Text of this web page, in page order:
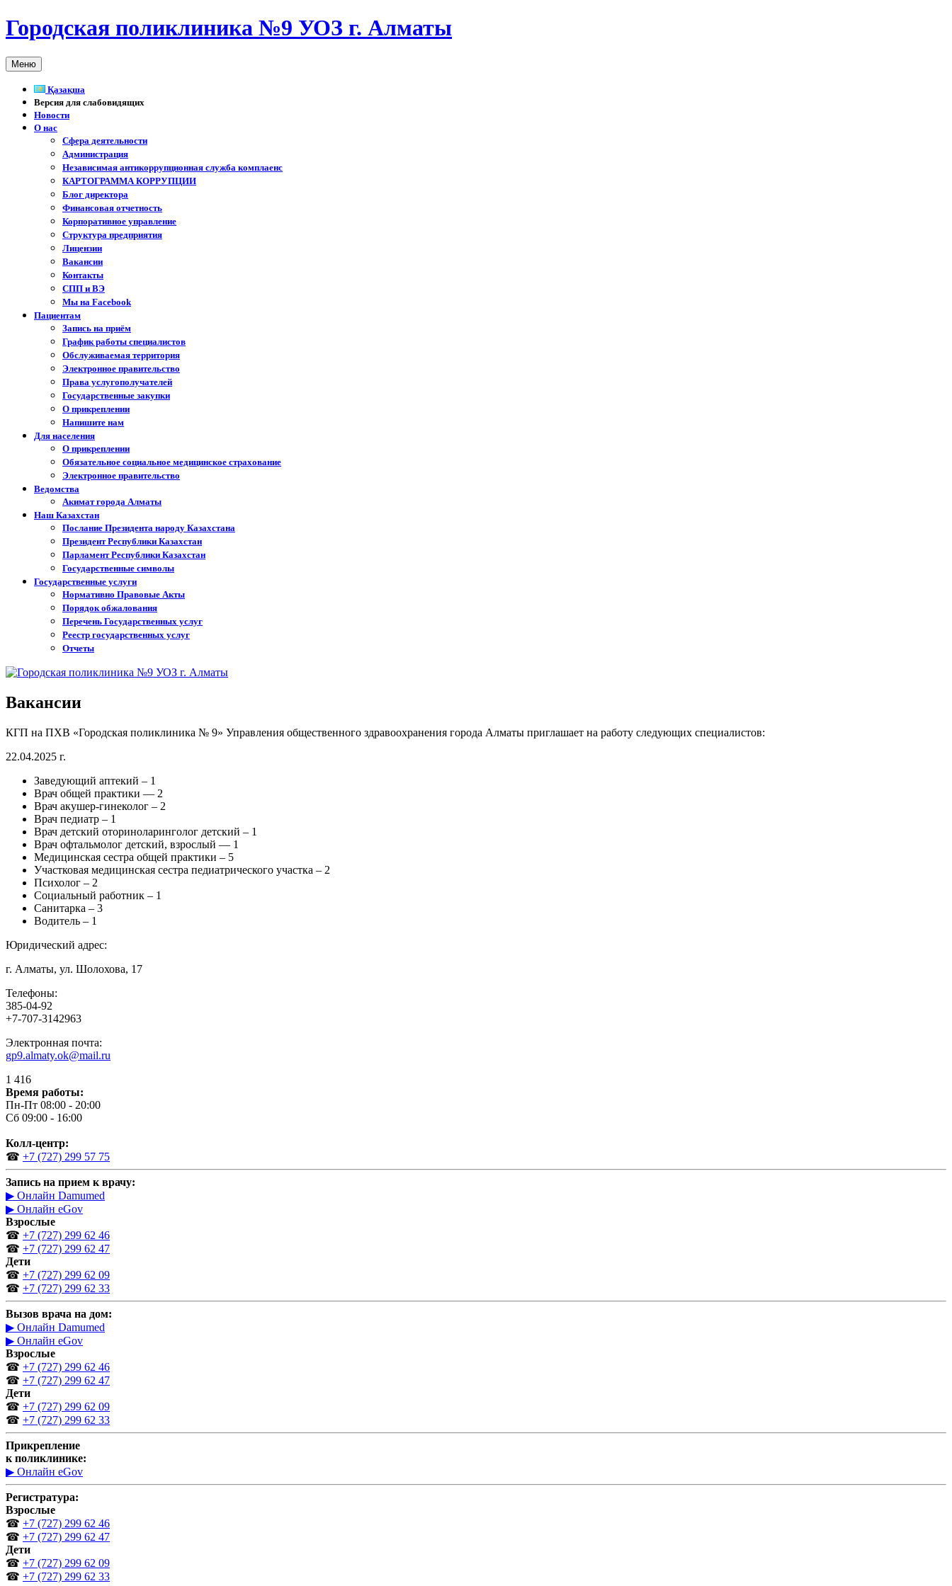
Перейти
к
Городская поликлиника №9 УОЗ г. Алматы
Меню
Қазақша
Версия для слабовидящих
Новости
О нас
Сфера деятельности
Администрация
Независимая антикоррупционная служба комплаенс
КАРТОГРАММА КОРРУПЦИИ
Блог директора
Финансовая отчетность
Корпоративное управление
Структура предприятия
Лицензии
Вакансии
Контакты
СПП и ВЭ
Мы на Facebook
Пациентам
Запись на приём
График работы специалистов
Обслуживаемая территория
Электронное правительство
Права услугополучателей
Государственные закупки
О прикреплении
Напишите нам
Для населения
О прикреплении
Обязательное социальное медицинское страхование
Электронное правительство
Ведомства
Акимат города Алматы
Наш Казахстан
Послание Президента народу Казахстана
Президент Республики Казахстан
Парламент Республики Казахстан
Государственные символы
Государственные услуги
Нормативно Правовые Акты
Порядок обжалования
Перечень Государственных услуг
Реестр государственных услуг
Отчеты
Вакансии
КГП на ПХВ «Городская поликлиника № 9» Управления общественного здравоохранения города Алматы приглашает на работу следующих специалистов:
22.04.2025 г.
Заведующий аптекий – 1
Врач общей практики — 2
Врач акушер-гинеколог – 2
Врач педиатр – 1
Врач детский оториноларинголог детский – 1
Врач офтальмолог детский, взрослый — 1
Медицинская сестра общей практики – 5
Участковая медицинская сестра педиатрического участка – 2
Психолог – 2
Социальный работник – 1
Санитарка – 3
Водитель – 1
Юридический адрес:
г. Алматы, ул. Шолохова, 17
Телефоны:
385-04-92
+7-707-3142963
Электронная почта:
gp9.almaty.ok@mail.ru
1 416
Время работы:
Пн-Пт 08:00 - 20:00
Сб 09:00 - 16:00
Колл-центр:
☎ +7 (727) 299 57 75
Запись на прием к врачу:
▶ Онлайн Damumed
▶ Онлайн eGov
Взрослые
☎ +7 (727) 299 62 46
☎ +7 (727) 299 62 47
Дети
☎ +7 (727) 299 62 09
☎ +7 (727) 299 62 33
Вызов врача на дом:
▶ Онлайн Damumed
▶ Онлайн eGov
Взрослые
☎ +7 (727) 299 62 46
☎ +7 (727) 299 62 47
Дети
☎ +7 (727) 299 62 09
☎ +7 (727) 299 62 33
Прикрепление
к поликлинике:
▶ Онлайн eGov
Регистратура:
Взрослые
☎ +7 (727) 299 62 46
☎ +7 (727) 299 62 47
Дети
☎ +7 (727) 299 62 09
☎ +7 (727) 299 62 33